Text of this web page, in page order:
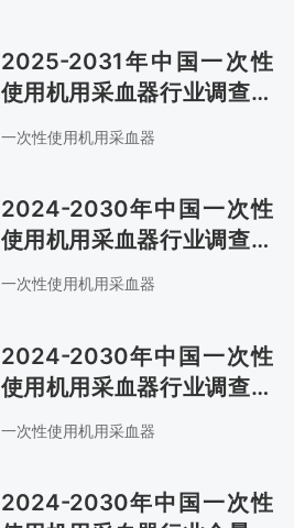
2025-2031年中国一次性
使用机用采血器行业调查与
战略咨询报告
一次性使用机用采血器
2024-2030年中国一次性
使用机用采血器行业调查与
发展前景预测报告
一次性使用机用采血器
2024-2030年中国一次性
使用机用采血器行业调查与
未来发展趋势报告
一次性使用机用采血器
2024-2030年中国一次性